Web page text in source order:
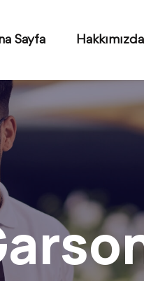
Sayfa Hakkımızda